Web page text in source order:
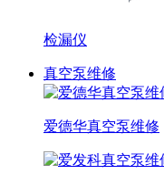
检漏仪
真空泵维修
爱德华真空泵维修